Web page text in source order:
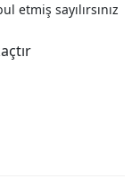
etmiş sayılırsınız